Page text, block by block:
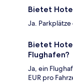
Bietet
Ja.
Bietet
Flughafen?
Ja, ein
EUR pro